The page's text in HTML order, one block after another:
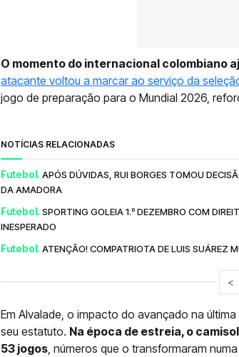
O momento do internacional colombiano
atacante voltou a marcar ao serviço da
jogo de preparação para o Mundial 2026,
NOTÍCIAS RELACIONADAS
Futebol. APÓS DÚVIDAS, RUI BORGES TOMOU
DA AMADORA
Futebol. SPORTING GOLEIA 1.º DEZEMBRO COM
INESPERADO
Futebol. ATENÇÃO! COMPATRIOTA DE LUIS SUÁREZ
<
Em Alvalade, o impacto do avançado na
seu estatuto. Na época de estreia, o
53 jogos , números que o transformaram